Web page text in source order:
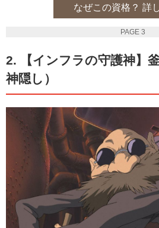
なぜこの資格？ 詳
PAGE 3
2. 【インフラの守護神】
神隠し）